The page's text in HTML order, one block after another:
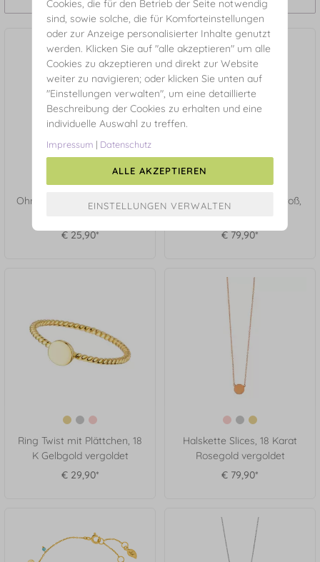
Ohrstecker MINI, Rund, 18 K
€ 25,90*
Ohrhänger Plättchen groß,
€ 79,90*
Ring Twist mit Plättchen, 18
K Gelbgold vergoldet
€ 29,90*
Halskette Slices, 18 Karat
Rosegold vergoldet
€ 79,90*
Cookies, die für den Betrieb der Seite notwendig
sind, sowie solche, die für Komforteinstellungen
oder zur Anzeige personalisierter Inhalte genutzt
werden. Klicken Sie auf "alle akzeptieren" um alle
Cookies zu akzeptieren und direkt zur Website
weiter zu navigieren; oder klicken Sie unten auf
"Einstellungen verwalten", um eine detaillierte
Beschreibung der Cookies zu erhalten und eine
individuelle Auswahl zu treffen.
Impressum | Datenschutz
ALLE AKZEPTIEREN